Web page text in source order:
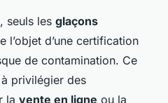
seuls les glaçons
l’objet d’une certification
de contamination. Ce
privilégier des
la vente en ligne ou la